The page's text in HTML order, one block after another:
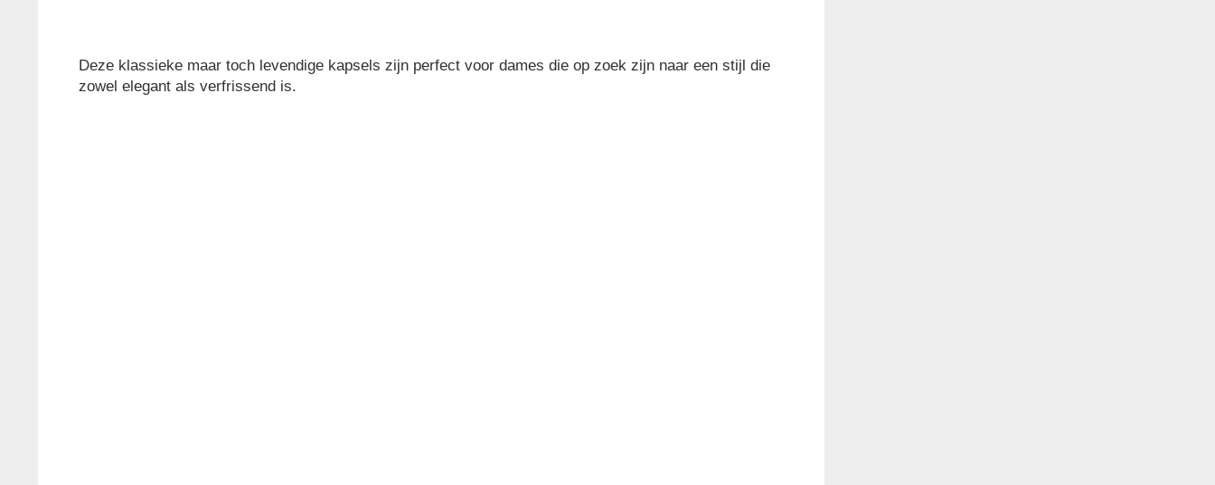
Deze klassieke maar toch levendige kapsels zijn perfect voor dames die op zoek zijn naar een stijl die
zowel elegant als verfrissend is.